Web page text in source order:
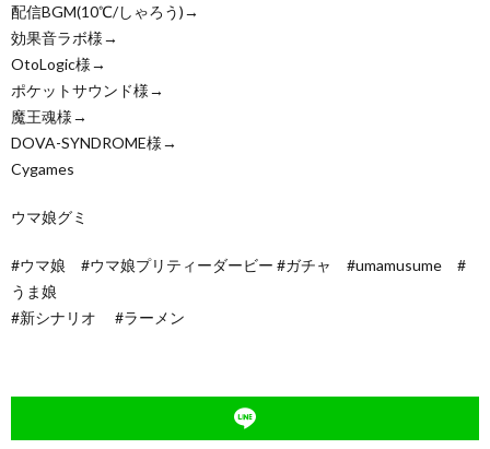
配信BGM(10℃/しゃろう)→
効果音ラボ様→
OtoLogic様→
ポケットサウンド様→
魔王魂様→
DOVA-SYNDROME様→
Cygames
ウマ娘グミ
#ウマ娘 #ウマ娘プリティーダービー #ガチャ #umamusume #
うま娘
#新シナリオ #ラーメン